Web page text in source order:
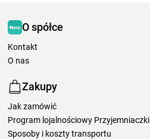
O spółce
Kontakt
O nas
Zakupy
Jak zamówić
Program lojalnościowy Przyjemniaczki
Sposoby i koszty transportu